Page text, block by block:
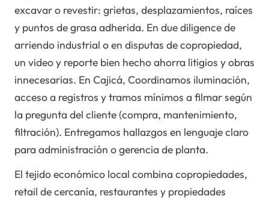
excavar o revestir: grietas, desplazamientos, raíces
y puntos de grasa adherida. En due diligence de
arriendo industrial o en disputas de copropiedad,
un video y reporte bien hecho ahorra litigios y obras
innecesarias. En Cajicá, Coordinamos iluminación,
acceso a registros y tramos mínimos a filmar según
la pregunta del cliente (compra, mantenimiento,
filtración). Entregamos hallazgos en lenguaje claro
para administración o gerencia de planta.
El tejido económico local combina copropiedades,
retail de cercanía, restaurantes y propiedades